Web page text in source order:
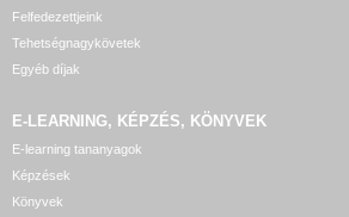
Felfedezettjeink
Tehetségnagykövetek
Egyéb díjak
E-LEARNING, KÉPZÉS, KÖNYVEK
E-learning tananyagok
Képzések
Könyvek